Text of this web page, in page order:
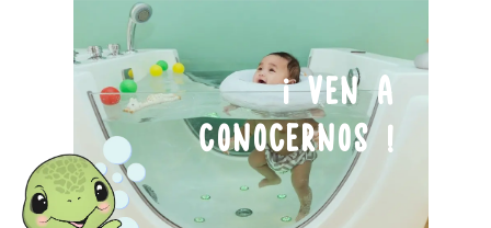
¡ VEN A
CONOCERNOS !